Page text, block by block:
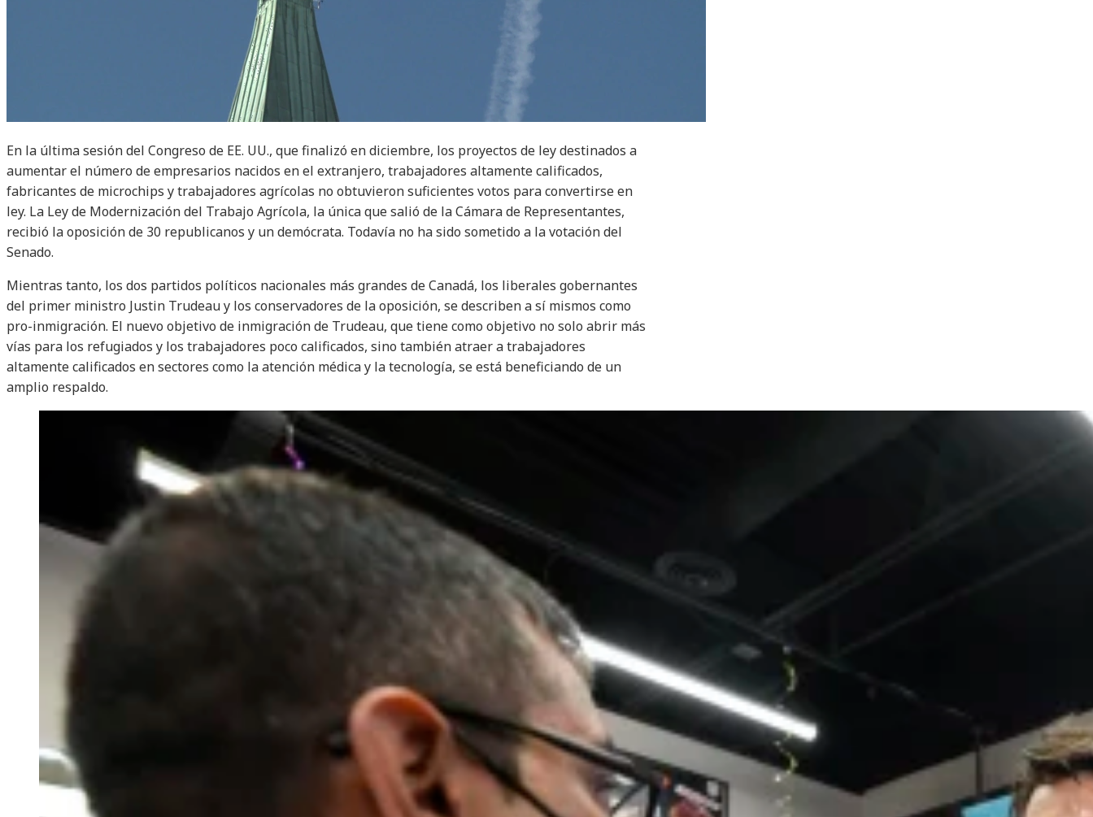
En la última sesión del Congreso de EE. UU., que finalizó en diciembre, los proyectos de ley destinados a
aumentar el número de empresarios nacidos en el extranjero, trabajadores altamente calificados,
fabricantes de microchips y trabajadores agrícolas no obtuvieron suficientes votos para convertirse en
ley. La Ley de Modernización del Trabajo Agrícola, la única que salió de la Cámara de Representantes,
recibió la oposición de 30 republicanos y un demócrata. Todavía no ha sido sometido a la votación del
Senado.
Mientras tanto, los dos partidos políticos nacionales más grandes de Canadá, los liberales gobernantes
del primer ministro Justin Trudeau y los conservadores de la oposición, se describen a sí mismos como
pro-inmigración. El nuevo objetivo de inmigración de Trudeau, que tiene como objetivo no solo abrir más
vías para los refugiados y los trabajadores poco calificados, sino también atraer a trabajadores
altamente calificados en sectores como la atención médica y la tecnología, se está beneficiando de un
amplio respaldo.